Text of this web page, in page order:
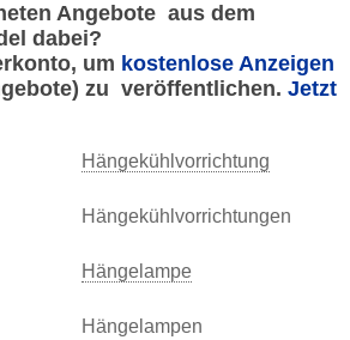
Angebote aus dem
dabei?
um kostenlose Anzeigen
zu veröffentlichen. Jetzt
Hängekühlvorrichtung
Hängekühlvorrichtungen
Hängelampe
Hängelampen